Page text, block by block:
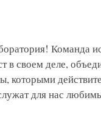
Команда
в своем деле,
для нас